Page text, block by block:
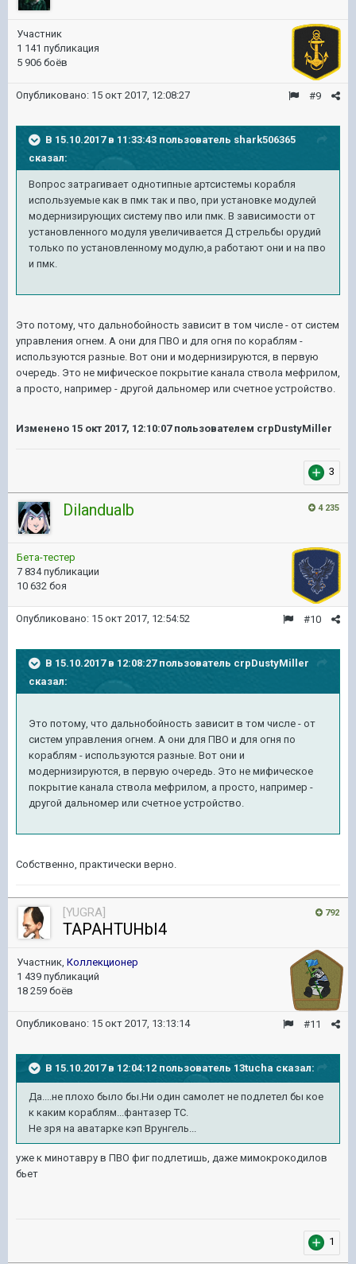
Участник
1 141 публикация
5 906 боёв
#9
Опубликовано: 15 окт 2017, 12:08:27
В 15.10.2017 в 11:33:43 пользователь shark506365
сказал:
Вопрос затрагивает однотипные артсистемы корабля
используемые как в пмк так и пво, при установке модулей
модернизирующих систему пво или пмк. В зависимости от
установленного модуля увеличивается Д стрельбы орудий
только по установленному модулю,а работают они и на пво
и пмк.
Это потому, что дальнобойность зависит в том числе - от систем
управления огнем. А они для ПВО и для огня по кораблям -
используются разные. Вот они и модернизируются, в первую
очередь. Это не мифическое покрытие канала ствола мефрилом,
а просто, например - другой дальномер или счетное устройство.
Изменено 15 окт 2017, 12:10:07пользователем crpDustyMiller
3
4 235
Dilandualb
Бета-тестер
7 834 публикации
10 632 боя
#10
Опубликовано: 15 окт 2017, 12:54:52
В 15.10.2017 в 12:08:27 пользователь crpDustyMiller
сказал:
Это потому, что дальнобойность зависит в том числе - от
систем управления огнем. А они для ПВО и для огня по
кораблям - используются разные. Вот они и
модернизируются, в первую очередь. Это не мифическое
покрытие канала ствола мефрилом, а просто, например -
другой дальномер или счетное устройство.
Собственно, практически верно.
792
[YUGRA]
TAPAHTUHbI4
Участник, Коллекционер
1 439 публикаций
18 259 боёв
#11
Опубликовано: 15 окт 2017, 13:13:14
В 15.10.2017 в 12:04:12 пользователь 13tucha сказал:
Да....не плохо было бы.Ни один самолет не подлетел бы кое
к каким кораблям...фантазер ТС.
Не зря на аватарке кэп Врунгель...
уже к минотавру в ПВО фиг подлетишь, даже мимокрокодилов
бьет
1